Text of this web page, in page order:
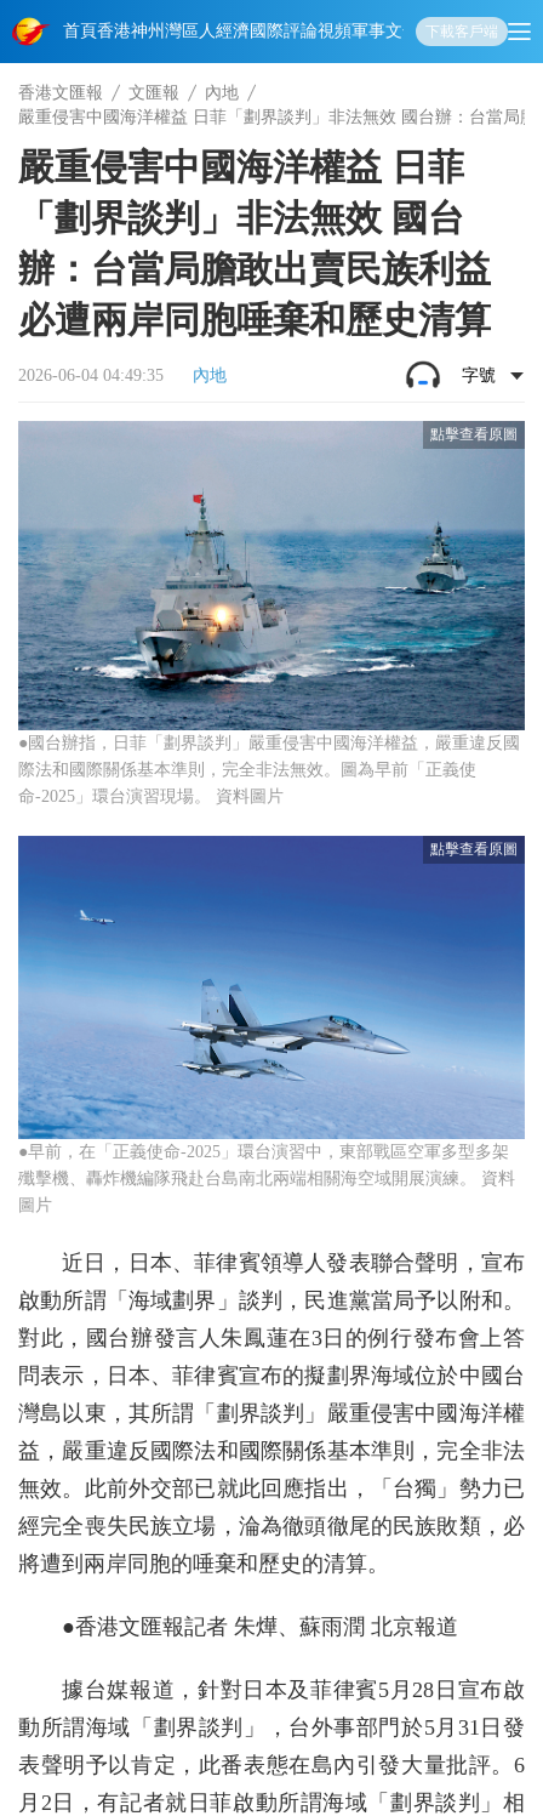
首頁香港神州 灣區人經濟國際評論視頻軍事文化 娛樂生活教育體
下載客戶端
香港文匯報 文匯報
內地
嚴重侵害中國海洋權益 日菲「劃界談判」非法無效 國台辦：台當局
嚴重侵害中國海洋權益 日菲
「劃界談判」非法無效 國台
辦：台當局膽敢出賣民族利益
必遭兩岸同胞唾棄和歷史清算
2026-06-04 04:49:35 內地 字號
●國台辦指，日菲「劃界談判」嚴重侵害中國海洋權益，嚴重違反國
際法和國際關係基本準則，完全非法無效。圖為早前「正義使
命-2025」環台演習現場。 資料圖片
●早前，在「正義使命-2025」環台演習中，東部戰區空軍多型多架
殲擊機、轟炸機編隊飛赴台島南北兩端相關海空域開展演練。 資料
圖片
近日，日本、菲律賓領導人發表聯合聲明，宣布
啟動所謂「海域劃界」談判，民進黨當局予以附和。
對此，國台辦發言人朱鳳蓮在3日的例行發布會上答
問表示，日本、菲律賓宣布的擬劃界海域位於中國台
灣島以東，其所謂「劃界談判」嚴重侵害中國海洋權
益，嚴重違反國際法和國際關係基本準則，完全非法
無效。此前外交部已就此回應指出，「台獨」勢力已
經完全喪失民族立場，淪為徹頭徹尾的民族敗類，必
將遭到兩岸同胞的唾棄和歷史的清算。
●香港文匯報記者 朱燁、蘇雨潤 北京報道
據台媒報道，針對日本及菲律賓5月28日宣布啟
動所謂海域「劃界談判」，台外事部門於5月31日發
表聲明予以肯定，此番表態在島內引發大量批評。6
月2日，有記者就日菲啟動所謂海域「劃界談判」相